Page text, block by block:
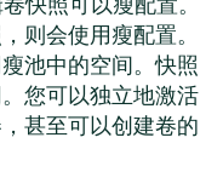
则会使用瘦配置。
池中的空间。快照
您可以独立地激活
甚至可以创建卷的